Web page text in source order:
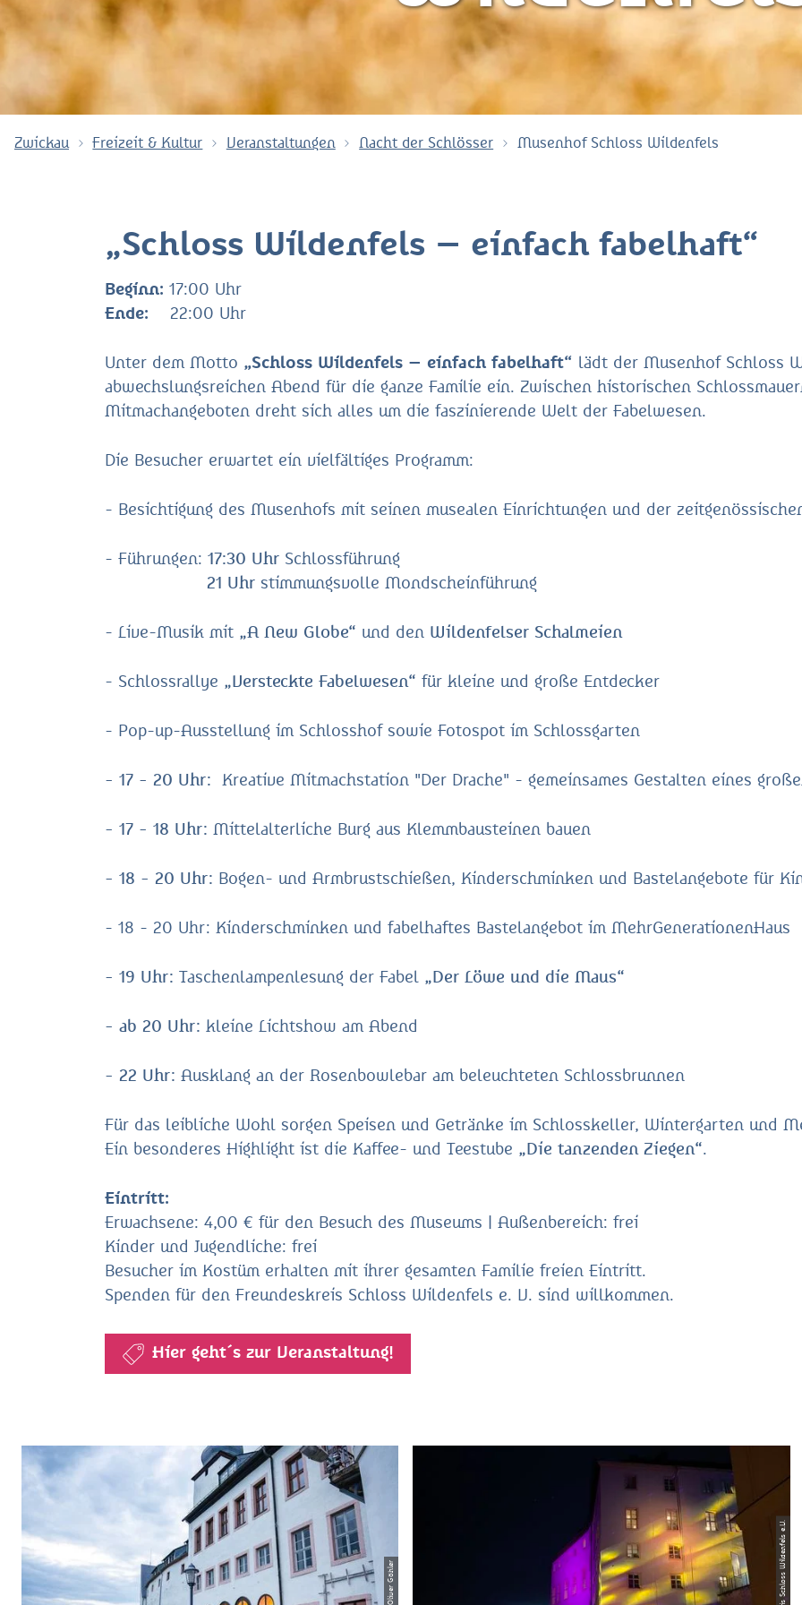
Zwickau Freizeit & Kultur Veranstaltungen Nacht der Schlösser Musenhof Schloss Wildenfels
„Schloss Wildenfels – einfach fabelhaft“
Beginn: 17:00 Uhr
Ende: 22:00 Uhr
Unter dem Motto „Schloss Wildenfels – einfach fabelhaft“ lädt der Musenhof Schloss
abwechslungsreichen Abend für die ganze Familie ein. Zwischen historischen
Mitmachangeboten dreht sich alles um die faszinierende Welt der Fabelwesen.
Die Besucher erwartet ein vielfältiges Programm:
- Besichtigung des Musenhofs mit seinen musealen Einrichtungen und der
- Führungen: 17:30 Uhr Schlossführung
21 Uhr stimmungsvolle Mondscheinführung
- Live-Musik mit „A New Globe“ und den Wildenfelser Schalmeien
- Schlossrallye „Versteckte Fabelwesen“ für kleine und große Entdecker
- Pop-up-Ausstellung im Schlosshof sowie Fotospot im Schlossgarten
- 17 - 20 Uhr: Kreative Mitmachstation "Der Drache" - gemeinsames Gestalten eines
- 17 - 18 Uhr: Mittelalterliche Burg aus Klemmbausteinen bauen
- 18 - 20 Uhr: Bogen- und Armbrustschießen, Kinderschminken und Bastelangebote für
- 18 - 20 Uhr: Kinderschminken und fabelhaftes Bastelangebot im MehrGenerationenHaus
- 19 Uhr: Taschenlampenlesung der Fabel „Der Löwe und die Maus“
- ab 20 Uhr: kleine Lichtshow am Abend
- 22 Uhr: Ausklang an der Rosenbowlebar am beleuchteten Schlossbrunnen
Für das leibliche Wohl sorgen Speisen und Getränke im Schlosskeller, Wintergarten und
Ein besonderes Highlight ist die Kaffee- und Teestube „Die tanzenden Ziegen“.
Eintritt:
Erwachsene: 4,00 € für den Besuch des Museums | Außenbereich: frei
Kinder und Jugendliche: frei
Besucher im Kostüm erhalten mit ihrer gesamten Familie freien Eintritt.
Spenden für den Freundeskreis Schloss Wildenfels e. V. sind willkommen.
Hier geht´s zur Veranstaltung!
© Oliver Göhler